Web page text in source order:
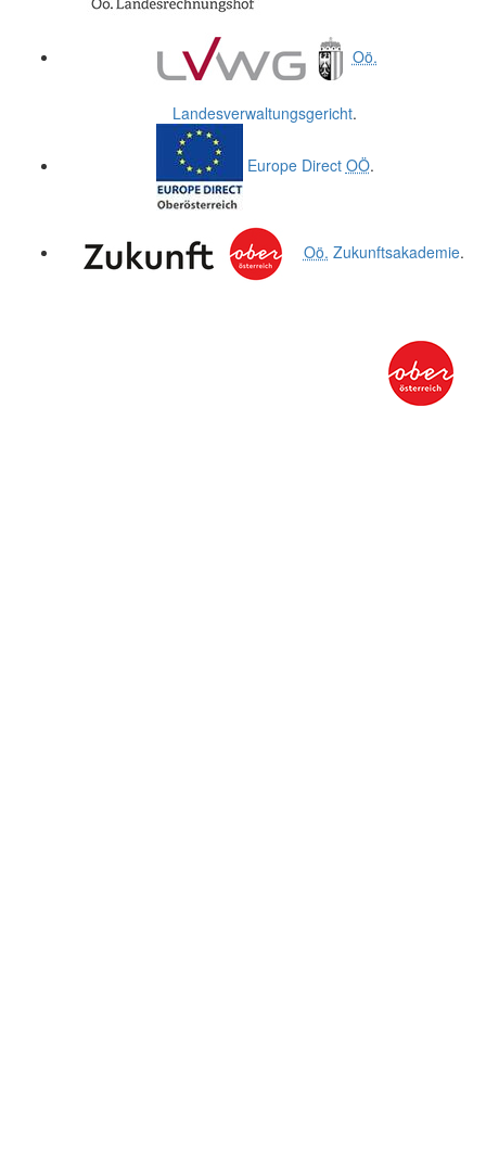
Oö.
Landesverwaltungsgericht.
Europe Direct OÖ.
Oö. Zukunftsakademie.